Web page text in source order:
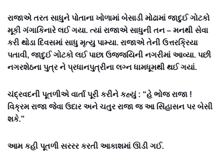
રાજાએ તરત સાધુને પોતાના ખોળામાં બેસાડી મોઢામાં જાદુઈ ગોટકો
મૂકી ગંગાકિનારે લઈ ગયા. ત્યાં રાજાએ સાધુની તન – મનથી સેવા
કરી થોડા દિવસમાં સાધુ મૃત્યુ પામ્યા. રાજાએ તેની ઉત્તરક્રિયા
પતાવી, જાદુઈ ગોટકો લઈ પાછા ઉજ્જયિની નગરીમાં આવ્યા. પછી
નગરશેઠના પુત્ર ને પ્રધાનપુત્રીના લગ્ન ધામધૂમથી થઈ ગયાં.
ચંદ્રવદની પૂતળીએ વાર્તા પૂરી કરીને કહ્યું : “હે ભોજ રાજા !
વિક્રમ રાજા જેવા ઉદાર અને ચતુર રાજા જ આ સિંહાસન પર બેસી
શકે.”
આમ કહી પૂતળી સરરર કરતી આકાશમાં ઊડી ગઈ.